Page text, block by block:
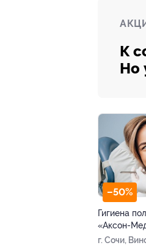
К
Но
–50%
Гигиена
«Аксон-
г. Сочи,